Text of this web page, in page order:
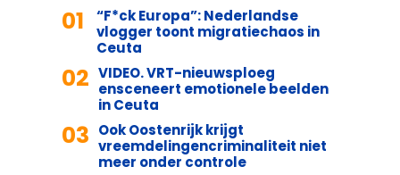
01
“F*ck Europa”: Nederlandse
vlogger toont migratiechaos in
Ceuta
02 VIDEO. VRT-nieuwsploeg
ensceneert emotionele beelden
in Ceuta
03 Ook Oostenrijk krijgt
vreemdelingencriminaliteit niet
meer onder controle